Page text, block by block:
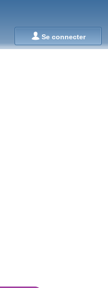
Se connecter